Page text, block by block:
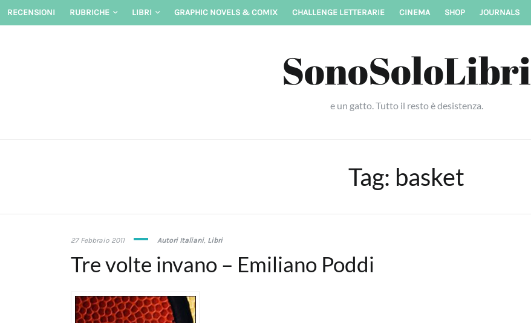
Skip
RECENSIONI RUBRICHE LIBRI GRAPHIC NOVELS & COMIX CHALLENGE LETTERARIE CINEMA SHOP JOURNALS
SonoSoloLibri
e un gatto. Tutto il resto è desistenza.
Tag: basket
27 Febbraio 201114
2017
Autori Italiani, Libri
Tre volte invano – Emiliano Poddi